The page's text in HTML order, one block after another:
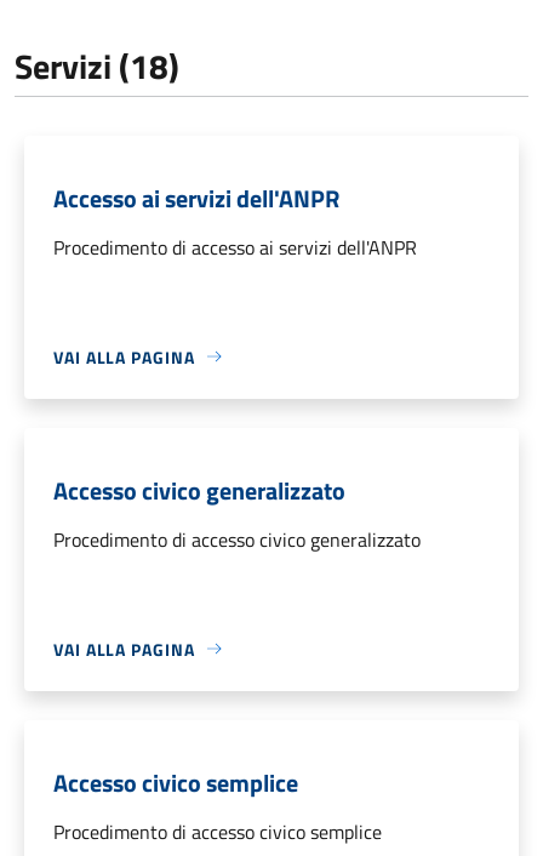
Servizi (18)
Accesso ai servizi dell'ANPR
Procedimento di accesso ai servizi dell'ANPR
VAI ALLA PAGINA
Accesso civico generalizzato
Procedimento di accesso civico generalizzato
VAI ALLA PAGINA
Accesso civico semplice
Procedimento di accesso civico semplice